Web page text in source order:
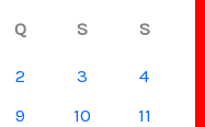
Q S S
2 3
4
9 10
11